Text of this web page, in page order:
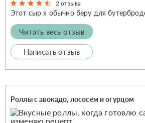
2 отзыва
Этот сыр я обычно беру для
Читать весь отзыв
Написать отзыв
Роллы с авокадо, лососем и огурцом